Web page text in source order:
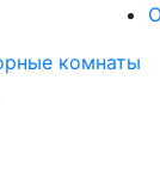
комнаты